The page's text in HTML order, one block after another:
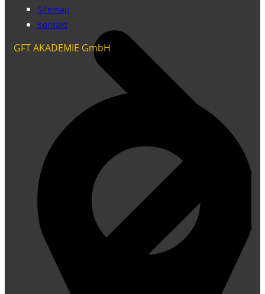
Sitemap
Kontakt
GFT AKADEMIE GmbH